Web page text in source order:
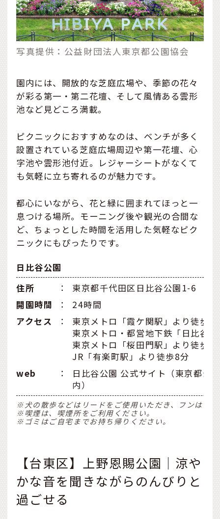
写真提供：公益財団法人東京都公園協会
園内には、開放的な芝庭広場や、季節の花々
が彩る第一・第二花壇、そして風情ある雲形
池など見どころ満載。
ピクニックにおすすめなのは、ベンチが多く
設置されている芝庭広場周辺や第一花壇、心
字池や雲形池付近。レジャーシートがなくて
も気軽に立ち寄れるのが魅力です。
都心にいながら、花と緑に囲まれてほっと一
息つける場所。モーニング後や観光の合間な
ど、ちょっとした時間を活用した気軽なピク
ニックにもぴったりです。
日比谷公園
住所
：
東京都千代田区日比谷公園1-6
開園時間
：
24時間
アクセス
：
東京メトロ「霞ケ関駅」より徒歩2
東京メトロ・都営地下鉄「日比谷
東京メトロ「桜田門駅」より徒歩5
JR「有楽町駅」より徒歩8分
web
：
日比谷公園 公式サイト（東京都公
内）
※犬の散歩などはリードをご使用いただき、フンはお
※喫煙は、喫煙所をご利用ください。
※ゴミはご自宅までお持ち帰りください。
【台東区】上野恩賜公園｜涼や
かな音を聞きながらのんびりと
過ごせる